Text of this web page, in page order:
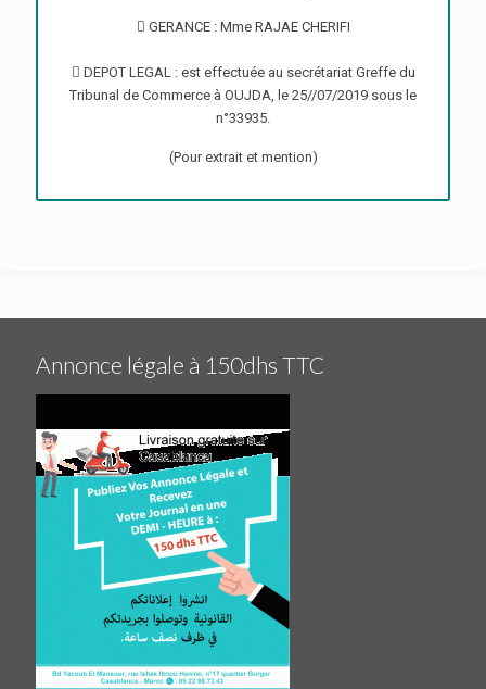
 GERANCE : Mme RAJAE CHERIFI
 DEPOT LEGAL : est effectuée au secrétariat Greffe du
Tribunal de Commerce à OUJDA, le 25//07/2019 sous le
n°33935.
(Pour extrait et mention)
Annonce légale à 150dhs TTC